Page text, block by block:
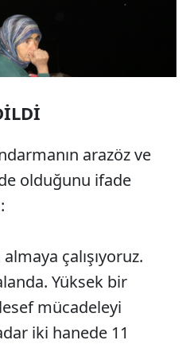
arazöz ve
olduğunu ifade
çalışıyoruz.
Yüksek bir
mücadeleyi
iki hanede 11